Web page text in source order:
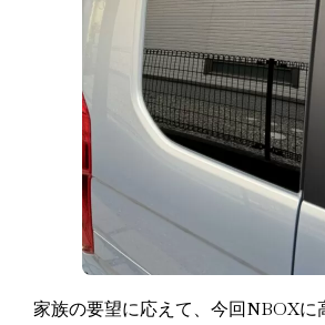
家族の要望に応えて、今回NBOXに